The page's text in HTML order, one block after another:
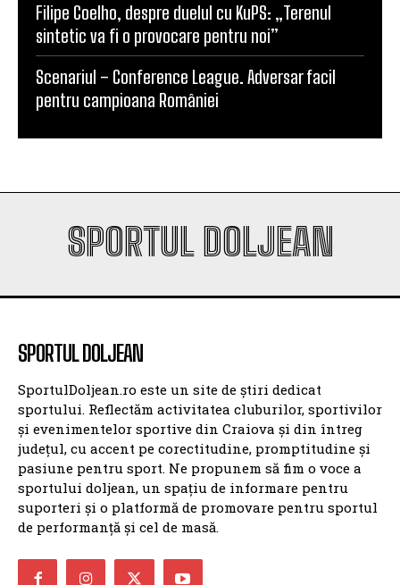
Filipe Coelho, despre duelul cu KuPS: „Terenul
sintetic va fi o provocare pentru noi”
Scenariul – Conference League. Adversar facil
pentru campioana României
SPORTUL DOLJEAN
SPORTUL DOLJEAN
SportulDoljean.ro este un site de știri dedicat
sportului. Reflectăm activitatea cluburilor, sportivilor
și evenimentelor sportive din Craiova și din întreg
județul, cu accent pe corectitudine, promptitudine și
pasiune pentru sport. Ne propunem să fim o voce a
sportului doljean, un spațiu de informare pentru
suporteri și o platformă de promovare pentru sportul
de performanță și cel de masă.